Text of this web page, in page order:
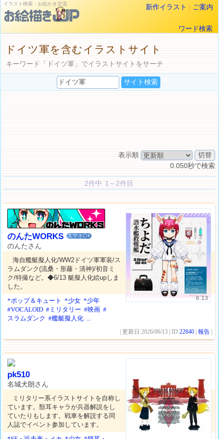
イラスト検索・お絵かき交流 新作イラスト | ご案内
ワード検索
ドイツ軍を含むイラストサイト
キーワード「ドイツ軍」でイラストサイトをサーチ
表示順
0.050秒で検索
2件中 1～2件目
6.13
のんたWORKS スマホOK
のんたさん
海自艦艇擬人化/WW2ドイツ軍軍装/ス
ラムダンク(流桑・形藤・清神)/初音ミ
ク/特撮など。◆6/13 艇擬人化絵upしま
した。
*ポップ＆キュート
*少女 *少年
#VOCALOID #ミリタリー #映画 #
スラムダンク #艦艇擬人化 ...
| 更新日:2026/06/13 | ID:22840 |報告
pk510
名城犬朗さん
ミリタリー系イラストサイトを自称し
ています。獣耳キャラが兵器解説をし
ていたりもします。戦車を解説する同
人誌でイベント参加しています。